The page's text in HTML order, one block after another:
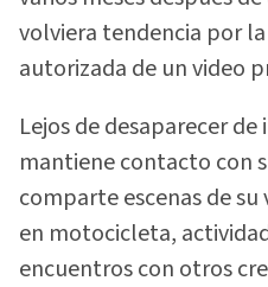
volviera tendencia por
autorizada de un video
Lejos de desaparecer
mantiene contacto con
comparte escenas de
en motocicleta,
encuentros con otros